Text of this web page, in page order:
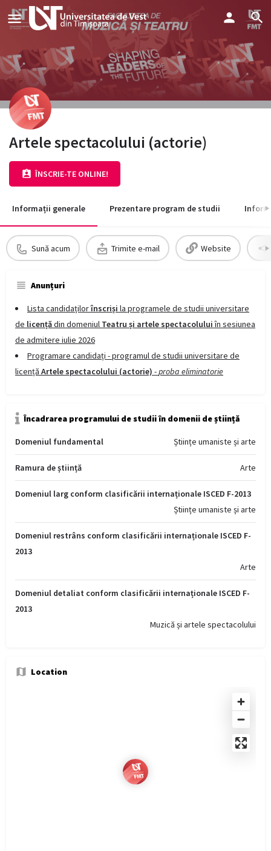
Artele spectacolului (actorie)
ÎNSCRIE-TE ONLINE!
Informații generale Prezentare program de studii
Sună acum Trimite e-mail Website
Anunțuri
Lista candidațilorînscriși la programele de studii universitare
de licențădin domeniul Teatru și artele spectacoluluiîn sesiunea
de admitere iulie 2026
Programare candidați - programul de studii universitare de
licență Artele spectacolului (actorie) -proba eliminatorie
Încadrarea programului de studii în domenii de știință
Domeniul fundamental Științe umaniste și arte
Ramura de știință Arte
Domeniul larg conform clasificării internaționale ISCED F-2013
Științe umaniste și arte
Domeniul restrâns conform clasificării internaționale ISCED F-
2013
Arte
Domeniul detaliat conform clasificării internaționale ISCED F-
2013
Muzică și artele spectacolului
Location